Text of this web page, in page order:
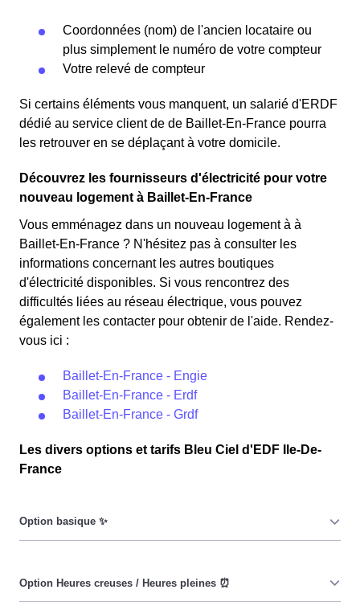
Coordonnées (nom) de l'ancien locataire ou
plus simplement le numéro de votre compteur
Votre relevé de compteur
Si certains éléments vous manquent, un salarié d'ERDF
dédié au service client de de Baillet-En-France pourra
les retrouver en se déplaçant à votre domicile.
Découvrez les fournisseurs d'électricité pour votre
nouveau logement à Baillet-En-France
Vous emménagez dans un nouveau logement à à
Baillet-En-France ? N'hésitez pas à consulter les
informations concernant les autres boutiques
d'électricité disponibles. Si vous rencontrez des
difficultés liées au réseau électrique, vous pouvez
également les contacter pour obtenir de l'aide. Rendez-
vous ici :
Baillet-En-France - Engie
Baillet-En-France - Erdf
Baillet-En-France - Grdf
Les divers options et tarifs Bleu Ciel d'EDF Ile-De-
France
date, ni de l'heure, que ce soit en à Baillet-En-France ou
ailleurs. 💡